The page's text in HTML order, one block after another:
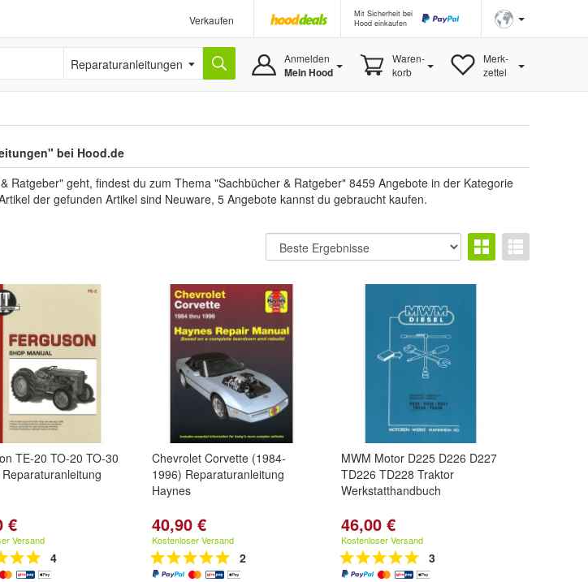
Verkaufen
Mit Sicherheit bei
Hood einkaufen
Reparaturanleitungen Anmelden
Mein Hood
Waren-
korb
Merk-
zettel
bei Hood.de
Ratgeber" geht, findest du zum Thema "Sachbücher & Ratgeber" 8459 Angebote in der Kategorie
der gefunden Artikel sind Neuware, 5 Angebote kannst du gebraucht kaufen.
TE-20 TO-20 TO-30
€
Versand
4
Chevrolet Corvette (1984-
1996) Reparaturanleitung
Haynes
40,90 €
Kostenloser Versand
2
MWM Motor D225 D226 D227
TD226 TD228 Traktor
Werkstatthandbuch
46,00 €
Kostenloser Versand
3